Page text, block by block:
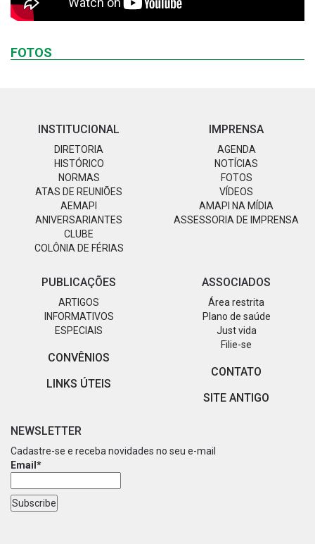
FOTOS
INSTITUCIONAL
DIRETORIA
HISTÓRICO
NORMAS
ATAS DE REUNIÕES
AEMAPI
ANIVERSARIANTES
CLUBE
COLÔNIA DE FÉRIAS
IMPRENSA
AGENDA
NOTÍCIAS
FOTOS
VÍDEOS
AMAPI NA MÍDIA
ASSESSORIA DE IMPRENSA
PUBLICAÇÕES
ARTIGOS
INFORMATIVOS
ESPECIAIS
CONVÊNIOS
LINKS ÚTEIS
ASSOCIADOS
Área restrita
Plano de saúde
Just vida
Filie-se
CONTATO
SITE ANTIGO
NEWSLETTER
Cadastre-se e receba novidades no seu e-mail
Email*